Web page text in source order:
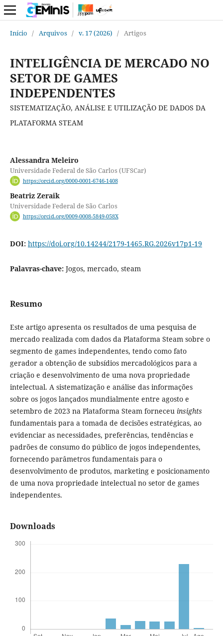
Início / Arquivos / v. 17 (2026) / Artigos
INTELIGÊNCIA DE MERCADO NO
SETOR DE GAMES
INDEPENDENTES
SISTEMATIZAÇÃO, ANÁLISE E UTILIZAÇÃO DE DADOS DA
PLATAFORMA STEAM
Alessandra Meleiro
Universidade Federal de São Carlos (UFSCar)
https://orcid.org/0000-0001-6746-1408
Beatriz Zeraik
Universidade Federal de São Carlos
https://orcid.org/0009-0008-5849-058X
DOI: https://doi.org/10.14244/2179-1465.RG.2026v17p1-19
Palavras-chave: Jogos, mercado, steam
Resumo
Este artigo apresenta os resultados de uma pesquisa de
mercado realizada com dados da Plataforma Steam sobre o
segmento de games independentes, tendo como fato
gerador a obtenção de subsídios mercadológicos para a
criação e desenvolvimento de uma nova propriedade
intelectual. A sistematização e análise das informações
sobre os jogos lançados mundialmente entre agosto e
setembro de 2023 na Plataforma Steam forneceu insights
fundamentais para a tomada de decisões estratégicas, ao
evidenciar as necessidades, preferências, tendências e
padrões de consumo do público de jogos independentes,
fornecendo parâmetros fundamentais para o
desenvolvimento de produtos, marketing e posicionamento
de uma nova propriedade intelectual no setor de games
independentes.
Downloads